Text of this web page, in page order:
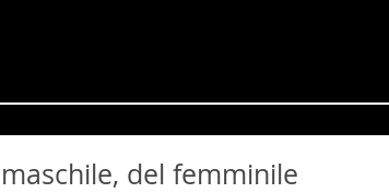
del femminile